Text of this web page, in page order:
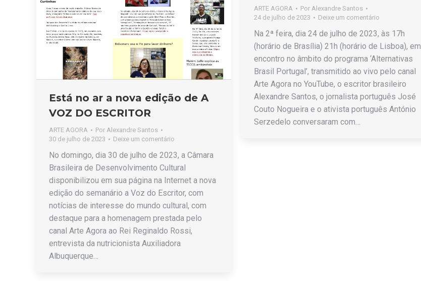
Está no ar a nova edição de A
VOZ DO ESCRITOR
ARTE AGORA Por Alexandre Santos
30 de julho de 2023
Deixe um comentário
No domingo, dia 30 de julho de 2023, a Câmara
Brasileira de Desenvolvimento Cultural
disponibilizou em sua página na Internet a nova
edição do semanário a Voz do Escritor, com
notícias de interesse do mundo cultural, com
destaque para a homenagem prestada pelo
canal Arte Agora ao Rei Reginaldo Rossi,
entrevista da nutricionista Auxiliadora
Albuquerque…
ARTE AGORA Por Alexandre Santos
24 de julho de 2023
Deixe um comentário
Na 2ª feira, dia 24 de julho de 2023, às 17h
(horário de Brasília) 21h (horário de Lisboa), em
encontro no âmbito do programa ‘Alternativas
Brasil Portugal’, transmitido ao vivo pelo canal
Arte Agora no YouTube, o escritor brasileiro
Alexandre Santos, o jornalista português José
Couto Nogueira e o ativista português António
Serzedelo conversaram com…